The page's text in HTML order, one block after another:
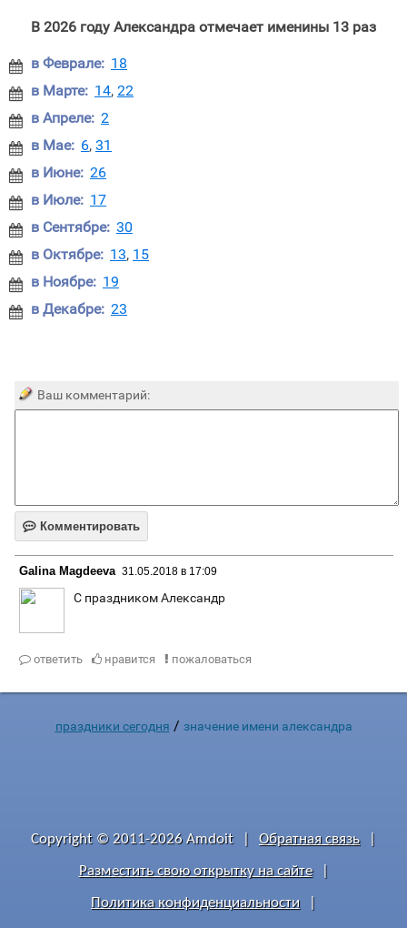
В 2026 году Александра отмечает именины 13 раз
 в Феврале: 18
 в Марте: 14, 22
 в Апреле: 2
 в Мае: 6, 31
 в Июне: 26
 в Июле: 17
 в Сентябре: 30
 в Октябре: 13, 15
 в Ноябре: 19
 в Декабре: 23
Ваш комментарий:
 Комментировать
Galina Magdeeva 31.05.2018 в 17:09
С праздником Александр
 ответить  нравится  пожаловаться
праздники сегодня / значение имени александра
Copyright © 2011-2026 Amdoit Обратная связь
Разместить свою открытку на сайте
Политика конфиденциальности